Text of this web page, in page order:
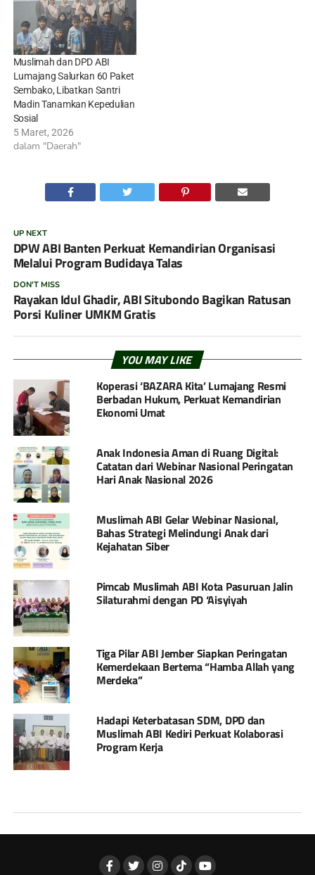
Muslimah dan DPD ABI
Lumajang Salurkan 60 Paket
Sembako, Libatkan Santri
Madin Tanamkan Kepedulian
Sosial
5 Maret, 2026
dalam "Daerah"
UP NEXT
DPW ABI Banten Perkuat Kemandirian Organisasi
Melalui Program Budidaya Talas
DON'T MISS
Rayakan Idul Ghadir, ABI Situbondo Bagikan Ratusan
Porsi Kuliner UMKM Gratis
YOU MAY LIKE
Koperasi ‘BAZARA Kita’ Lumajang Resmi
Berbadan Hukum, Perkuat Kemandirian
Ekonomi Umat
Anak Indonesia Aman di Ruang Digital:
Catatan dari Webinar Nasional Peringatan
Hari Anak Nasional 2026
Muslimah ABI Gelar Webinar Nasional,
Bahas Strategi Melindungi Anak dari
Kejahatan Siber
Pimcab Muslimah ABI Kota Pasuruan Jalin
Silaturahmi dengan PD ‘Aisyiyah
Tiga Pilar ABI Jember Siapkan Peringatan
Kemerdekaan Bertema “Hamba Allah yang
Merdeka”
Hadapi Keterbatasan SDM, DPD dan
Muslimah ABI Kediri Perkuat Kolaborasi
Program Kerja